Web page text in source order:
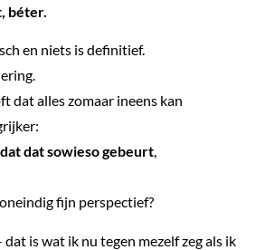
béter.
en niets is definitief.
dat alles zomaar ineens kan
dat dat sowieso gebeurt,
fijn perspectief?
dat is wat ik nu tegen mezelf zeg als ik